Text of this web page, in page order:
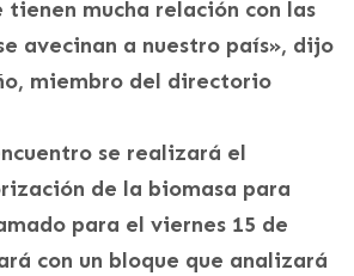
mucha relación con las
avecinan a nuestro país», dijo
miembro del directorio
se realizará el
de la biomasa para
para el viernes 15 de
con un bloque que analizará